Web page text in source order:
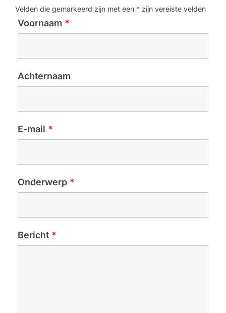
Velden die gemarkeerd zijn met een * zijn vereiste velden
Voornaam *
Achternaam
E-mail *
Onderwerp *
Bericht *